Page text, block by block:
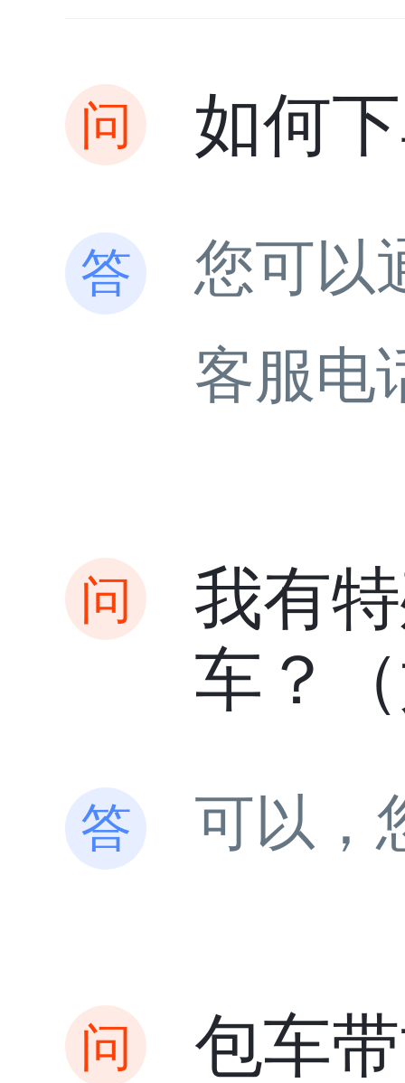
如何
您可以
客服电
我有
车？
可以，
包车